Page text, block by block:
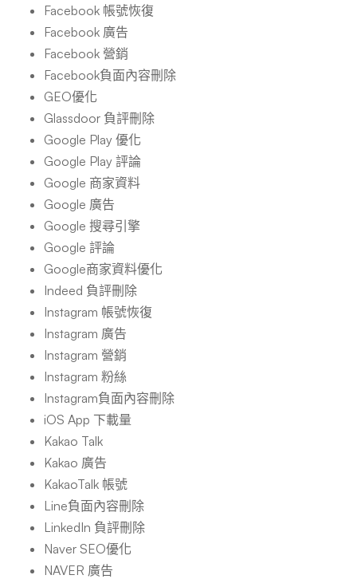
Facebook 帳號恢復
Facebook 廣告
Facebook 營銷
Facebook負面內容刪除
GEO優化
Glassdoor 負評刪除
Google Play 優化
Google Play 評論
Google 商家資料
Google 廣告
Google 搜尋引擎
Google 評論
Google商家資料優化
Indeed 負評刪除
Instagram 帳號恢復
Instagram 廣告
Instagram 營銷
Instagram 粉絲
Instagram負面內容刪除
iOS App 下載量
Kakao Talk
Kakao 廣告
KakaoTalk 帳號
Line負面內容刪除
LinkedIn 負評刪除
Naver SEO優化
NAVER 廣告